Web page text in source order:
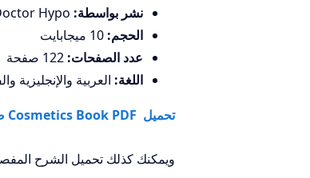
نشر بواسطة:
الحجم: 10 ميجابايت
عدد الصفحات: 122 صفحة
اللغة: العربية
تحميل Cosmetics Book PDF صيدلية النهدي
ويمكنك كذلك تحميل الشرح